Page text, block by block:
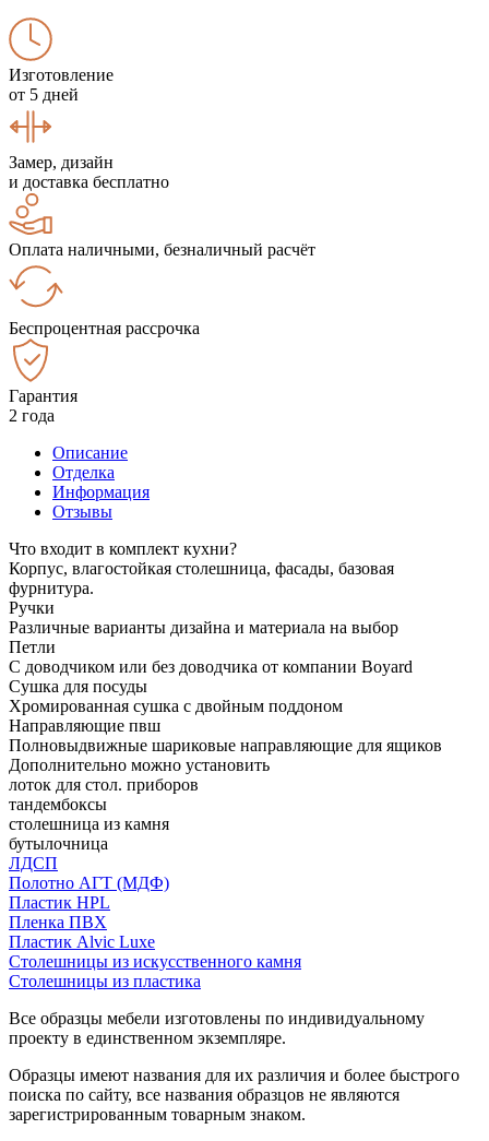
Изготовление
от 5 дней
Замер, дизайн
и доставка бесплатно
Оплата наличными, безналичный расчёт
Беспроцентная рассрочка
Гарантия
2 года
Описание
Отделка
Информация
Отзывы
Что входит в комплект кухни?
Корпус, влагостойкая столешница, фасады, базовая
фурнитура.
Ручки
Различные варианты дизайна и материала на выбор
Петли
С доводчиком или без доводчика от компании Boyard
Сушка для посуды
Хромированная сушка с двойным поддоном
Направляющие пвш
Полновыдвижные шариковые направляющие для ящиков
Дополнительно можно установить
лоток для стол. приборов
тандембоксы
столешница из камня
бутылочница
ЛДСП
Полотно АГТ (МДФ)
Пластик HPL
Пленка ПВХ
Пластик Alvic Luxe
Столешницы из искусственного камня
Столешницы из пластика
Все образцы мебели изготовлены по индивидуальному
проекту в единственном экземпляре.
Образцы имеют названия для их различия и более быстрого
поиска по сайту, все названия образцов не являются
зарегистрированным товарным знаком.